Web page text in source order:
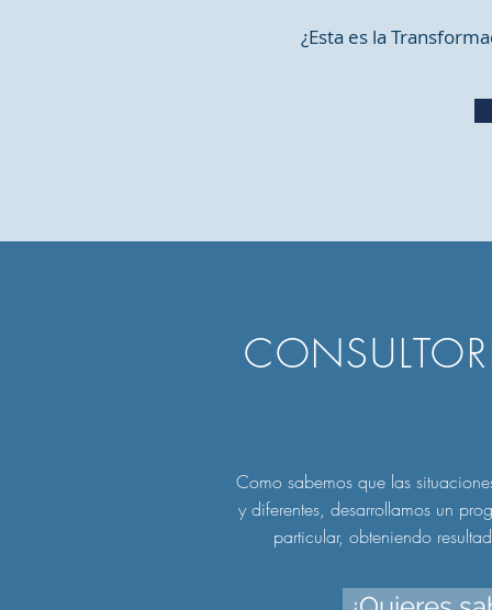
¿Esta es la
Como sabemos que las
y diferentes, desarrollamos un
particular, obteniendo